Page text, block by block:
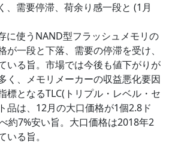
需要停滞、荷余り感一段と (1月
に使うNAND型フラッシュメモリの
が一段と下落、需要の停滞を受け、
いる旨。市場では今後も値下がりが
く、メモリメーカーの収益悪化要因
標となるTLC(トリプル・レベル・セ
品は、12月の大口価格が1個2.8ド
約7%安い旨。大口価格は2018年2
る旨。